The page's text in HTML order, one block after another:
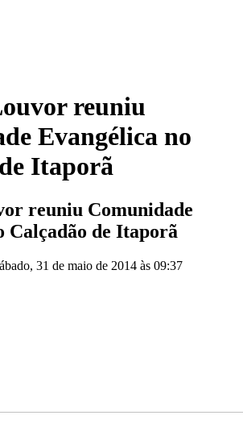
reuniu
Evangélica no
Itaporã
reuniu Comunidade
Calçadão de Itaporã
31 de maio de 2014 às 09:37